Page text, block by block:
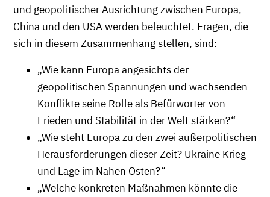
und geopolitischer Ausrichtung zwischen Europa,
China und den USA werden beleuchtet. Fragen, die
sich in diesem Zusammenhang stellen, sind:
„Wie kann Europa angesichts der
geopolitischen Spannungen und wachsenden
Konflikte seine Rolle als Befürworter von
Frieden und Stabilität in der Welt stärken?“
„Wie steht Europa zu den zwei außerpolitischen
Herausforderungen dieser Zeit? Ukraine Krieg
und Lage im Nahen Osten?“
„Welche konkreten Maßnahmen könnte die